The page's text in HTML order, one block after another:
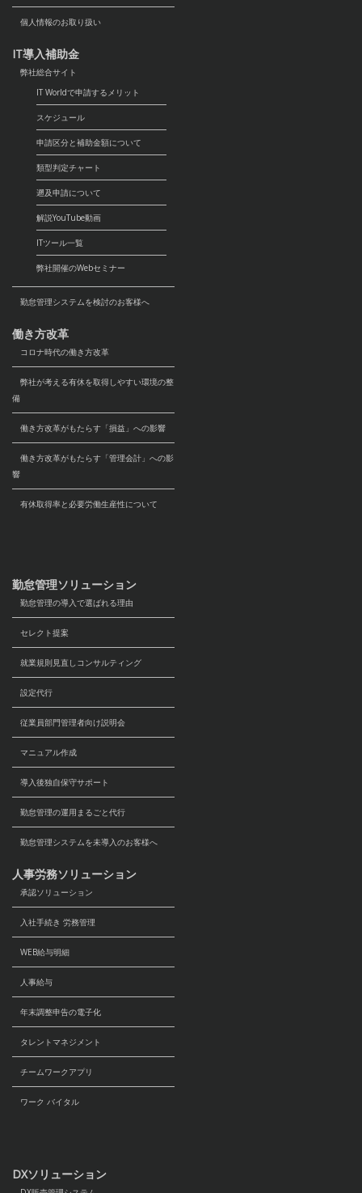
個人情報のお取り扱い
IT導入補助金
弊社総合サイト
IT Worldで申請するメリット
スケジュール
申請区分と補助金額について
類型判定チャート
遡及申請について
解説YouTube動画
ITツール一覧
弊社開催のWebセミナー
勤怠管理システムを検討のお客様へ
働き方改革
コロナ時代の働き方改革
弊社が考える有休を取得しやすい環境の整
備
働き方改革がもたらす「損益」への影響
働き方改革がもたらす「管理会計」への影
響
有休取得率と必要労働生産性について
勤怠管理ソリューション
勤怠管理の導入で選ばれる理由
セレクト提案
就業規則見直しコンサルティング
設定代行
従業員部門管理者向け説明会
マニュアル作成
導入後独自保守サポート
勤怠管理の運用まるごと代行
勤怠管理システムを未導入のお客様へ
人事労務ソリューション
承認ソリューション
入社手続き 労務管理
WEB給与明細
人事給与
年末調整申告の電子化
タレントマネジメント
チームワークアプリ
ワーク バイタル
DXソリューション